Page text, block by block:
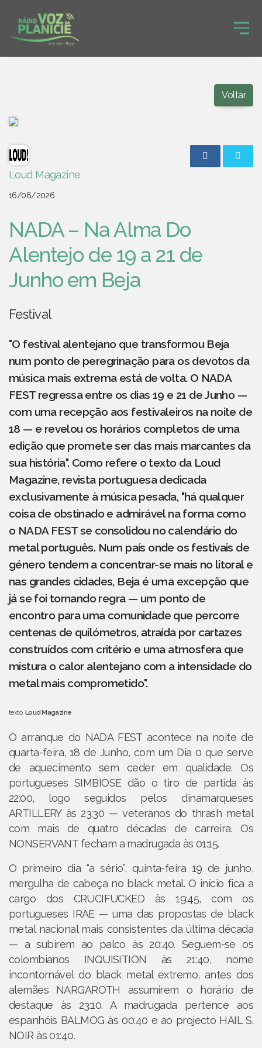
Voltar
Loud Magazine
16/06/2026
NADA – Na Alma Do
Alentejo de 19 a 21 de
Junho em Beja
Festival
"O festival alentejano que transformou Beja
num ponto de peregrinação para os devotos da
música mais extrema está de volta. O NADA
FEST regressa entre os dias 19 e 21 de Junho —
com uma recepção aos festivaleiros na noite de
18 — e revelou os horários completos de uma
edição que promete ser das mais marcantes da
sua história". Como refere o texto da Loud
Magazine, revista portuguesa dedicada
exclusivamente à música pesada, "há qualquer
coisa de obstinado e admirável na forma como
o NADA FEST se consolidou no calendário do
metal português. Num país onde os festivais de
género tendem a concentrar-se mais no litoral e
nas grandes cidades, Beja é uma excepção que
já se foi tornando regra — um ponto de
encontro para uma comunidade que percorre
centenas de quilómetros, atraída por cartazes
construídos com critério e uma atmosfera que
mistura o calor alentejano com a intensidade do
metal mais comprometido".
texto. Loud Magazine
O arranque do NADA FEST acontece na noite de
quarta-feira, 18 de Junho, com um Dia 0 que serve
de aquecimento sem ceder em qualidade. Os
portugueses SIMBIOSE dão o tiro de partida às
22:00, logo seguidos pelos dinamarqueses
ARTILLERY às 23:30 — veteranos do thrash metal
com mais de quatro décadas de carreira. Os
NONSERVANT fecham a madrugada às 01:15.
O primeiro dia “a sério”, quinta-feira 19 de junho,
mergulha de cabeça no black metal. O início fica a
cargo dos CRUCIFUCKED às 19:45, com os
portugueses IRAE — uma das propostas de black
metal nacional mais consistentes da última década
— a subirem ao palco às 20:40. Seguem-se os
colombianos INQUISITION às 21:40, nome
incontornável do black metal extremo, antes dos
alemães NARGAROTH assumirem o horário de
destaque às 23:10. A madrugada pertence aos
espanhóis BALMOG às 00:40 e ao projecto HAIL S.
NOIR às 01:40.